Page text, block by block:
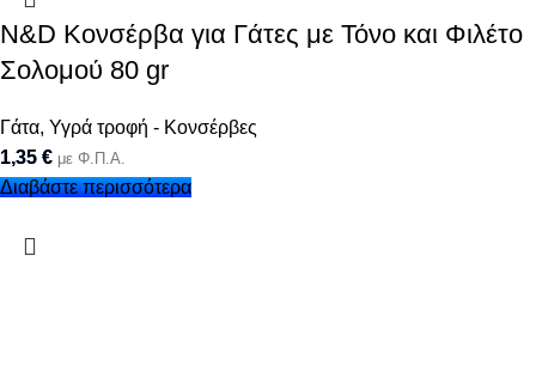
N&D Κονσέρβα για Γάτες με Τόνο και Φιλέτο
Σολομού 80 gr
Γάτα, Υγρά τροφή - Κονσέρβες
1,35 € με Φ.Π.Α.
Διαβάστε περισσότερα